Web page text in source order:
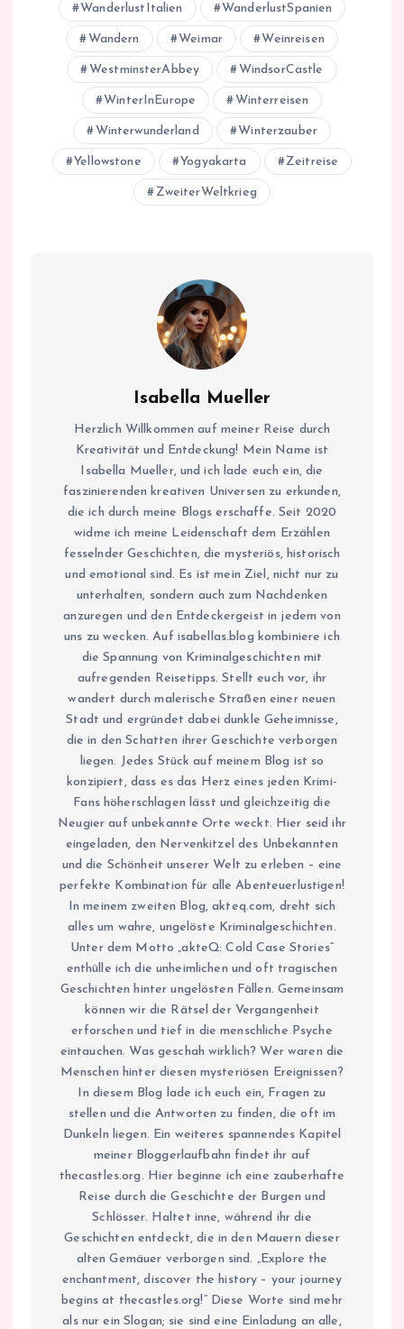
WanderlustItalien WanderlustSpanien
Wandern Weimar Weinreisen
WestminsterAbbey WindsorCastle
WinterInEurope Winterreisen
Winterwunderland Winterzauber
Yellowstone Yogyakarta Zeitreise
ZweiterWeltkrieg
Isabella Mueller
Herzlich Willkommen auf meiner Reise durch
Kreativität und Entdeckung! Mein Name ist
Isabella Mueller, und ich lade euch ein, die
faszinierenden kreativen Universen zu erkunden,
die ich durch meine Blogs erschaffe. Seit 2020
widme ich meine Leidenschaft dem Erzählen
fesselnder Geschichten, die mysteriös, historisch
und emotional sind. Es ist mein Ziel, nicht nur zu
unterhalten, sondern auch zum Nachdenken
anzuregen und den Entdeckergeist in jedem von
uns zu wecken. Auf isabellas.blog kombiniere ich
die Spannung von Kriminalgeschichten mit
aufregenden Reisetipps. Stellt euch vor, ihr
wandert durch malerische Straßen einer neuen
Stadt und ergründet dabei dunkle Geheimnisse,
die in den Schatten ihrer Geschichte verborgen
liegen. Jedes Stück auf meinem Blog ist so
konzipiert, dass es das Herz eines jeden Krimi-
Fans höherschlagen lässt und gleichzeitig die
Neugier auf unbekannte Orte weckt. Hier seid ihr
eingeladen, den Nervenkitzel des Unbekannten
und die Schönheit unserer Welt zu erleben – eine
perfekte Kombination für alle Abenteuerlustigen!
In meinem zweiten Blog, akteq.com, dreht sich
alles um wahre, ungelöste Kriminalgeschichten.
Unter dem Motto „akteQ: Cold Case Stories“
enthülle ich die unheimlichen und oft tragischen
Geschichten hinter ungelösten Fällen. Gemeinsam
können wir die Rätsel der Vergangenheit
erforschen und tief in die menschliche Psyche
eintauchen. Was geschah wirklich? Wer waren die
Menschen hinter diesen mysteriösen Ereignissen?
In diesem Blog lade ich euch ein, Fragen zu
stellen und die Antworten zu finden, die oft im
Dunkeln liegen. Ein weiteres spannendes Kapitel
meiner Bloggerlaufbahn findet ihr auf
thecastles.org. Hier beginne ich eine zauberhafte
Reise durch die Geschichte der Burgen und
Schlösser. Haltet inne, während ihr die
Geschichten entdeckt, die in den Mauern dieser
alten Gemäuer verborgen sind. „Explore the
enchantment, discover the history – your journey
begins at thecastles.org!“ Diese Worte sind mehr
als nur ein Slogan; sie sind eine Einladung an alle,